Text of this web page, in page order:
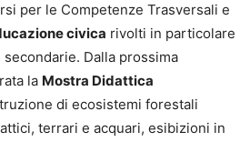
per le Competenze Trasversali e
civica rivolti in particolare
Dalla prossima
la Mostra Didattica
di ecosistemi forestali
terrari e acquari, esibizioni in